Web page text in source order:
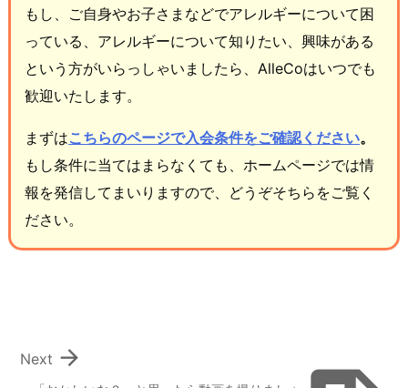
もし、ご自身やお子さまなどでアレルギーについて困
っている、アレルギーについて知りたい、興味がある
という方がいらっしゃいましたら、AlleCoはいつでも
歓迎いたします。
まずはこちらのページで入会条件をご確認ください。
もし条件に当てはまらなくても、ホームページでは情
報を発信してまいりますので、どうぞそちらをご覧く
ださい。

Next